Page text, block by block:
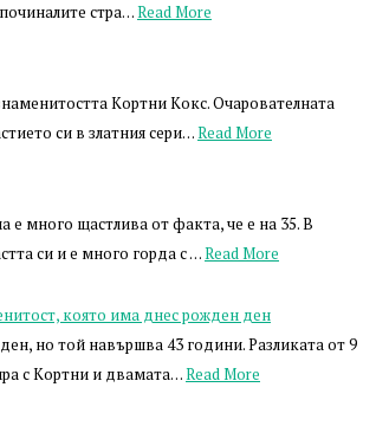
стра…Read More
Кортни Кокс. Очарователната
си в златния сери…Read More
много щастлива от факта, че е на 35. В
си и е много горда с …Read More
която има днес рожден ден
но той навършва 43 години. Разликата от 9
с Кортни и двамата…Read More